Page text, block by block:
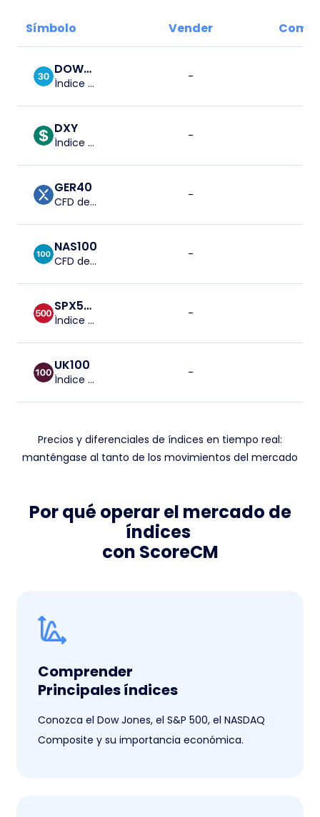
Símbolo Vender
DOW30
Índice del Dow Jones Industrial Average -
DXY
Índice del dólar estadounidense -
GER40
CFD del Germany 40 -
NAS100
CFD del US 100 Cash -
SPX500
Índice S&P 500 -
UK100
Índice FTSE 100 -
Precios y diferenciales de índices en tiempo real:
manténgase al tanto de los movimientos del mercado
Por qué operar el mercado de
índices
con ScoreCM
Comprender
Principales índices
Conozca el Dow Jones, el S&P 500, el NASDAQ
Composite y su importancia económica.